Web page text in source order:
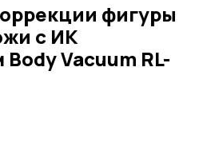
фигуры
с ИК
Vacuum RL-